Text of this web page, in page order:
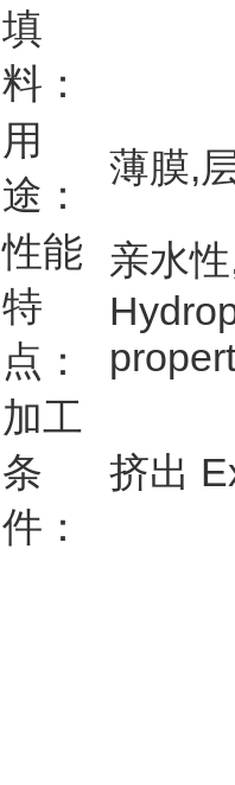
填
料：
用
途：
薄膜,
性能
特
点：
亲水
加工
条
件：
挤出